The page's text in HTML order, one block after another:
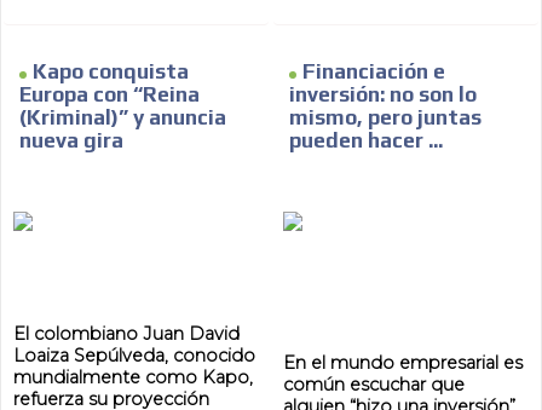
Kapo conquista
Europa con “Reina
(Kriminal)” y anuncia
nueva gira
El colombiano Juan David
Loaiza Sepúlveda, conocido
mundialmente como Kapo,
refuerza su proyección
Financiación e
inversión: no son lo
mismo, pero juntas
pueden hacer ...
En el mundo empresarial es
común escuchar que